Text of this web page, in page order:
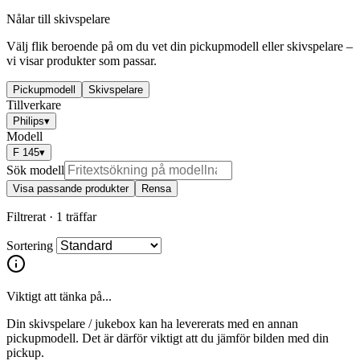
Nålar till skivspelare
Välj flik beroende på om du vet din pickupmodell eller skivspelare –
vi visar produkter som passar.
Pickupmodell Skivspelare
Tillverkare
Philips▾
Modell
F 145▾
Sök modell
Visa passande produkter Rensa
Filtrerat · 1 träffar
Sortering
Viktigt att tänka på...
Din skivspelare / jukebox kan ha levererats med en annan
pickupmodell. Det är därför viktigt att du jämför bilden med din
pickup.